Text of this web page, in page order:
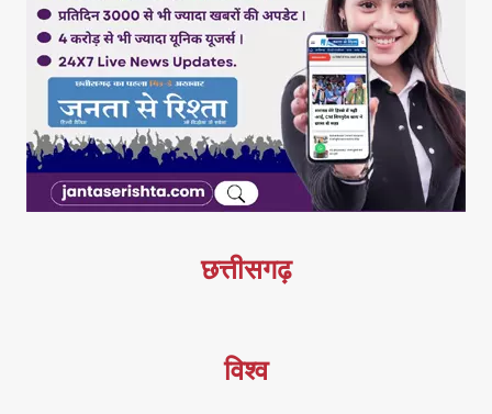
छत्तीसगढ़
विश्व